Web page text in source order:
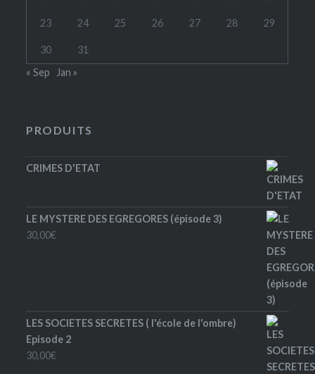
23 24 25 26 27 28 29
30
31
« Sep Jan »
PRODUITS
CRIMES D'ETAT
LE MYSTERE DES EGREGORES (épisode 3)
30,00€
LES SOCIETES SECRETES ( l'école de l'ombre)
Episode 2
30,00€